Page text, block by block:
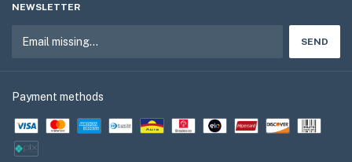
NEWSLETTER
Payment methods